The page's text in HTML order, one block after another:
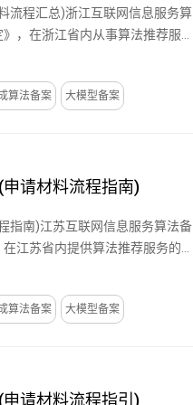
流程汇总)浙江互联网信息服务算
，在浙江省内从事算法推荐服务
算法备案 大模型备案
请材料流程指南)
指南)江苏互联网信息服务算法备
江苏省内提供算法推荐服务的企
算法备案 大模型备案
请材料流程指引)